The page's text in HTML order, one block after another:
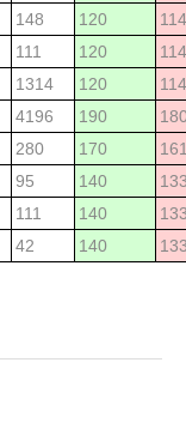
148 120
114
111 120
114
1314 120
114
4196 190
280 170
95 140
111 140
42 140